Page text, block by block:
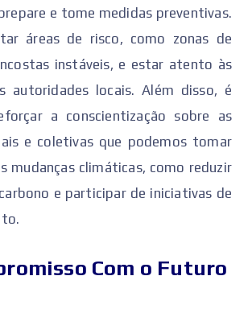
e tome medidas preventivas.
áreas de risco, como zonas de
instáveis, e estar atento às
autoridades locais. Além disso, é
a conscientização sobre as
e coletivas que podemos tomar
mudanças climáticas, como reduzir
e participar de iniciativas de
Com o Futuro